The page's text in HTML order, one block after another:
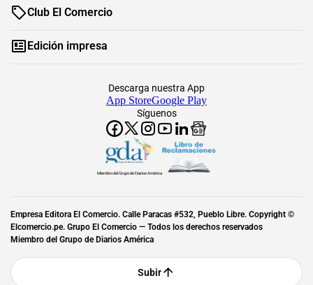
Club El Comercio
Edición impresa
Síguenos
Descarga nuestra App
App StoreGoogle Play
Miembro del Grupo de Diarios América
Empresa Editora El Comercio. Calle Paracas #532, Pueblo Libre. Copyright ©
Elcomercio.pe. Grupo El Comercio — Todos los derechos reservados
Miembro del Grupo de Diarios América
Subir